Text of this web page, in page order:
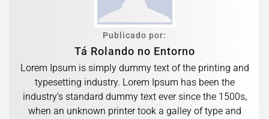
Publicado por:
Tá Rolando no Entorno
Lorem Ipsum is simply dummy text of the printing and
typesetting industry. Lorem Ipsum has been the
industry's standard dummy text ever since the 1500s,
when an unknown printer took a galley of type and